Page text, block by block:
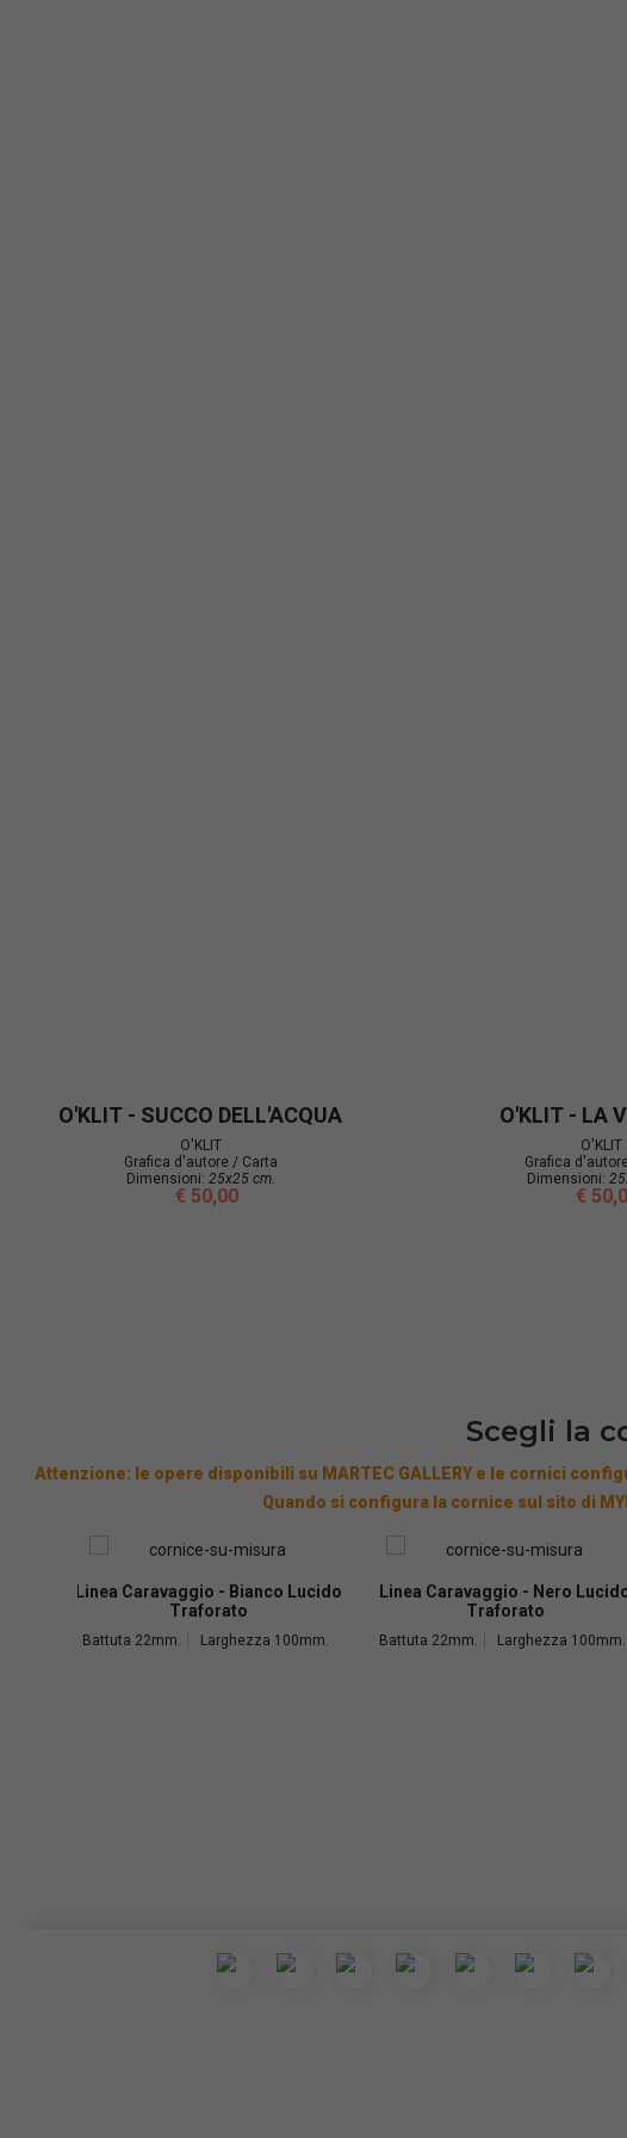
O'KLIT - CORTEGGIARSI UN PO'
O'KLIT
Grafica d'autore / Carta
Dimensioni:14x48 cm.
€ 50,00
O'KLIT -
Grafica
€
Scegli la
Attenzione: le opere disponibili su MARTEC GALLERY e le cornici
Quando si configura la cornice sul sito di